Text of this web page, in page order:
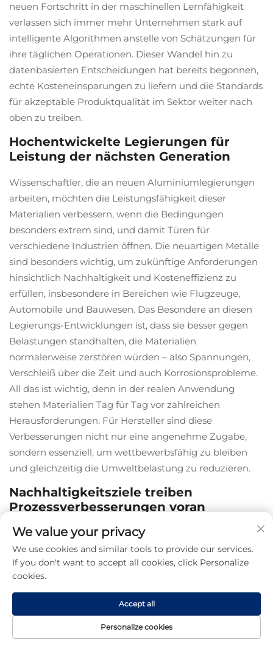
neuen Fortschritt in der maschinellen Lernfähigkeit
verlassen sich immer mehr Unternehmen stark auf
intelligente Algorithmen anstelle von Schätzungen für
ihre täglichen Operationen. Dieser Wandel hin zu
datenbasierten Entscheidungen hat bereits begonnen,
echte Kosteneinsparungen zu liefern und die Standards
für akzeptable Produktqualität im Sektor weiter nach
oben zu treiben.
Hochentwickelte Legierungen für
Leistung der nächsten Generation
Wissenschaftler, die an neuen Aluminiumlegierungen
arbeiten, möchten die Leistungsfähigkeit dieser
Materialien verbessern, wenn die Bedingungen
besonders extrem sind, und damit Türen für
verschiedene Industrien öffnen. Die neuartigen Metalle
sind besonders wichtig, um zukünftige Anforderungen
hinsichtlich Nachhaltigkeit und Kosteneffizienz zu
erfüllen, insbesondere in Bereichen wie Flugzeuge,
Automobile und Bauwesen. Das Besondere an diesen
Legierungs-Entwicklungen ist, dass sie besser gegen
Belastungen standhalten, die Materialien
normalerweise zerstören würden – also Spannungen,
Verschleiß über die Zeit und auch Korrosionsprobleme.
All das ist wichtig, denn in der realen Anwendung
stehen Materialien Tag für Tag vor zahlreichen
Herausforderungen. Für Hersteller sind diese
Verbesserungen nicht nur eine angenehme Zugabe,
sondern essenziell, um wettbewerbsfähig zu bleiben
und gleichzeitig die Umweltbelastung zu reduzieren.
Nachhaltigkeitsziele treiben
Prozessverbesserungen voran
Der Aluminiumsektor nimmt die Nachhaltigkeit
heutzutage ernst und investiert kräftig in sauberere
Methoden und verbesserte Materialien entlang der
gesamten Wertschöpfungskette. Neue Ansätze
reduzieren sowohl den Energieverbrauch als auch die
Umweltverschmutzung, insbesondere während
Gießprozessen, bei denen der Großteil der ökologischen
We value your privacy
We use cookies and similar tools to provide our services.
If you don't want to accept all cookies, click Personalize
cookies.
Personalize cookies
Accept all